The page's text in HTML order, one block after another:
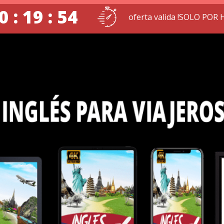
: 19 : 53 oferta valida !SOLO POR